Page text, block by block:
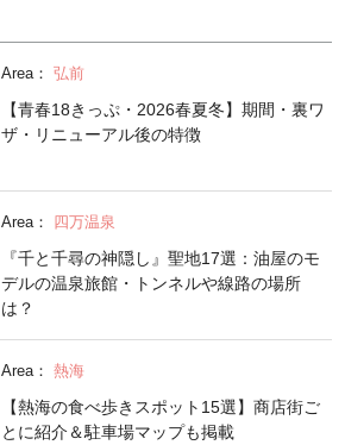
Area： 弘前
【青春18きっぷ・2026春夏冬】期間・裏ワ
ザ・リニューアル後の特徴
Area： 四万温泉
『千と千尋の神隠し』聖地17選：油屋のモ
デルの温泉旅館・トンネルや線路の場所
は？
Area： 熱海
【熱海の食べ歩きスポット15選】商店街ご
とに紹介＆駐車場マップも掲載